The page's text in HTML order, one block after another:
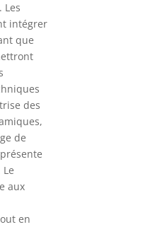
Les
intégrer
que
des
de
aux
en